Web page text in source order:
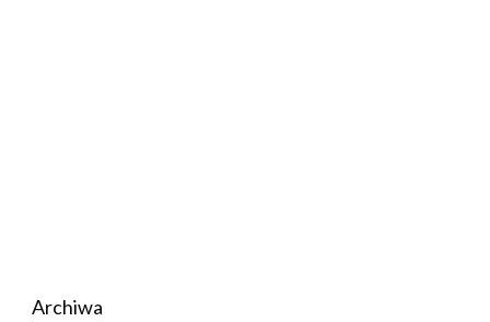
Archiwa